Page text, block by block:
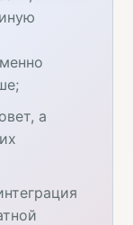
а